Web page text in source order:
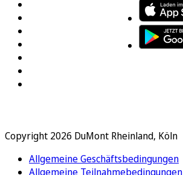
Copyright 2026 DuMont Rheinland, Köln
Allgemeine Geschäftsbedingungen
Allgemeine Teilnahmebedingungen